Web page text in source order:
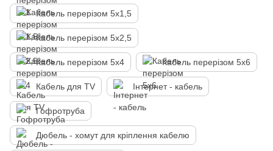
Кабель перерізом 5х1,5
Кабель перерізом 5х2,5
Кабель перерізом 5х4 Кабель перерізом 5х6
Кабель для TV Інтернет - кабель
Гофротруба
Дюбель - хомут для кріплення кабелю